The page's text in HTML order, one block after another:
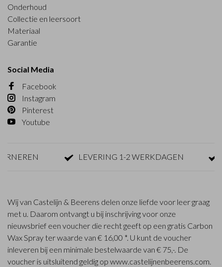
Onderhoud
Collectie en leersoort
Materiaal
Garantie
Social Media
Facebook
Instagram
Pinterest
Youtube
LEVERING 1-2 WERKDAGEN
Wij van Castelijn & Beerens delen onze liefde voor leer graag
met u. Daarom ontvangt u bij inschrijving voor onze
nieuwsbrief een voucher die recht geeft op een gratis Carbon
Wax Spray ter waarde van € 16,00 *. U kunt de voucher
inleveren bij een minimale bestelwaarde van € 75,-. De
voucher is uitsluitend geldig op www.castelijnenbeerens.com.